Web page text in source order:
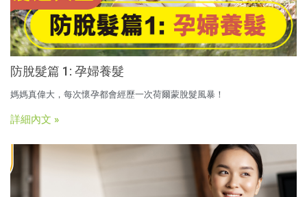
防脫髮篇 1: 孕婦養髮
媽媽真偉大，每次懷孕都會經歷一次荷爾蒙脫髮風暴！
詳細內文 »